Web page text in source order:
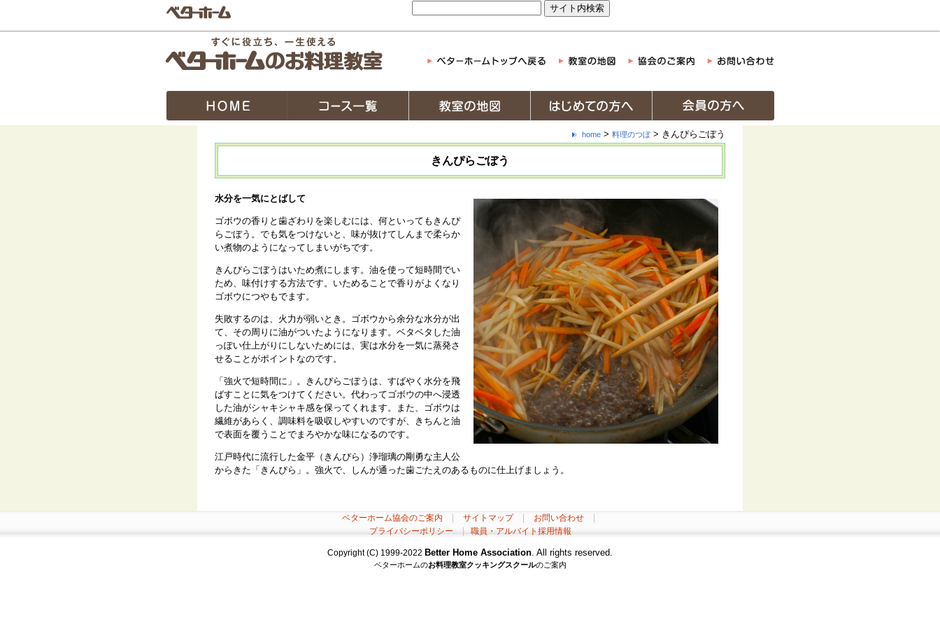
home > 料理のつぼ> きんぴらごぼう
きんぴらごぼう
水分を一気にとばして
ゴボウの香りと歯ざわりを楽しむには、何といってもきんぴ
らごぼう。でも気をつけないと、味が抜けてしんまで柔らか
い煮物のようになってしまいがちです。
きんぴらごぼうはいため煮にします。油を使って短時間でい
ため、味付けする方法です。いためることで香りがよくなり
ゴボウにつやもでます。
失敗するのは、火力が弱いとき。ゴボウから余分な水分が出
て、その周りに油がついたようになります。ベタベタした油
っぽい仕上がりにしないためには、実は水分を一気に蒸発さ
せることがポイントなのです。
「強火で短時間に」。きんぴらごぼうは、すばやく水分を飛
ばすことに気をつけてください。代わってゴボウの中へ浸透
した油がシャキシャキ感を保ってくれます。また、ゴボウは
繊維があらく、調味料を吸収しやすいのですが、きちんと油
で表面を覆うことでまろやかな味になるのです。
江戸時代に流行した金平（きんぴら）浄瑠璃の剛勇な主人公
からきた「きんぴら」。強火で、しんが通った歯ごたえのあるものに仕上げましょう。
ベターホーム協会のご案内 サイトマップ お問い合わせ
プライバシーポリシー ｜ 職員・アルバイト採用情報
Copyright (C) 1999-2022 Better Home Association. All rights reserved.
ベターホームのお料理教室クッキングスクールのご案内